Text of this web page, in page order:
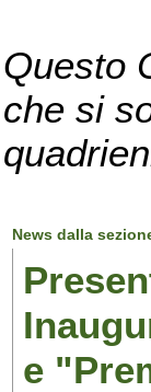
Questo
che si
News dalla
e